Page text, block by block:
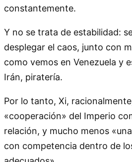
constantemente.
Y no se trata de estabilidad:
desplegar el caos, junto con
como vemos en Venezuela y
Irán, piratería.
Por lo tanto, Xi,
«cooperación» del Imperio
relación, y mucho menos
con competencia dentro de